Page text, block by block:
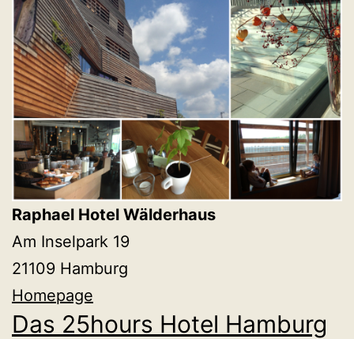
Raphael Hotel Wälderhaus
Am Inselpark 19
21109 Hamburg
Homepage
Das 25hours Hotel Hamburg